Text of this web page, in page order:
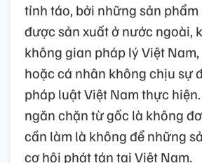
tỉnh táo, bởi những sản
được sản xuất ở nước ngoài,
không gian pháp lý Việt
hoặc cá nhân không chịu sự
pháp luật Việt Nam thực
ngăn chặn từ gốc là không
cần làm là không để những
cơ hội phát tán tại Việt Nam.